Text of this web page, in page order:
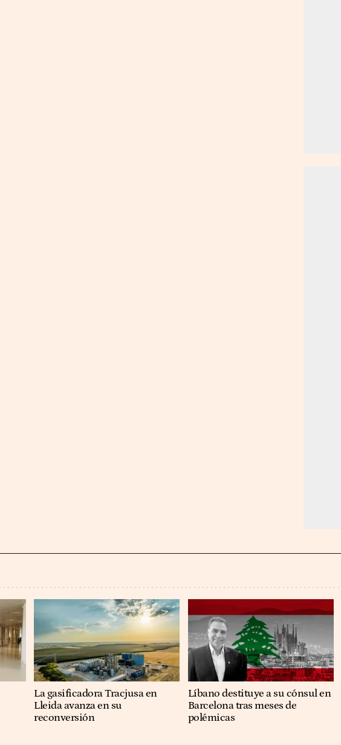
La gasificadora Tracjusa en
Lleida avanza en su
reconversión
Líbano destituye a su cónsul en
Barcelona tras meses de
polémicas